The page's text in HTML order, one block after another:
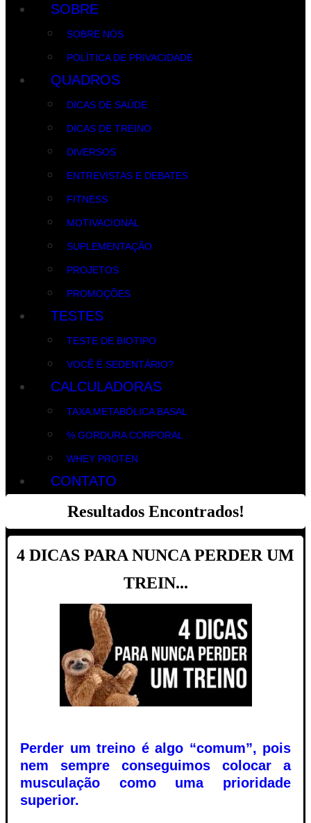
SOBRE
SOBRE NÓS
POLÍTICA DE PRIVACIDADE
QUADROS
DICAS DE SAÚDE
DICAS DE TREINO
DIVERSOS
ENTREVISTAS E DEBATES
FITNESS
MOTIVACIONAL
SUPLEMENTAÇÃO
PROJETOS
PROMOÇÕES
TESTES
TESTE DE BIOTIPO
VOCÊ É SEDENTÁRIO?
CALCULADORAS
TAXA METABÓLICA BASAL
% GORDURA CORPORAL
WHEY PROTEN
CONTATO
Resultados Encontrados!
4 DICAS PARA NUNCA PERDER UM
TREIN...
Perder um treino é algo “comum”, pois
nem sempre conseguimos colocar a
musculação como uma prioridade
superior.